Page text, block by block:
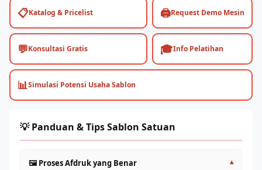
📋Katalog & Pricelist 🖨️Request Demo Mesin
💬Konsultasi Gratis 🎓Info Pelatihan
📊Simulasi Potensi Usaha Sablon
💡 Panduan & Tips Sablon Satuan
🖼️ Proses Afdruk yang Benar ▾